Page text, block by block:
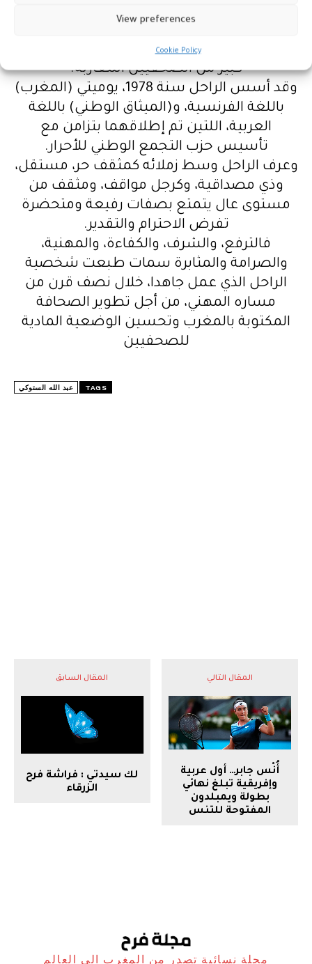
View preferences
Cookie Policy
تولى مجموعة من الوظائف، أشرف قيدوم
الجرائد الوطنية، حيث ساهم في تكوين عدد
كبير من الصحفيين المغاربة.
وقد أسس الراحل سنة 1978، يوميتي (المغرب)
باللغة الفرنسية، و(الميثاق الوطني) باللغة
العربية، اللتين تم إطلاقهما بتزامن مع
تأسيس حزب التجمع الوطني للأحرار.
وعرف الراحل وسط زملائه كمثقف حر، مستقل،
وذي مصداقية، وكرجل مواقف، ومثقف من
مستوى عال يتمتع بصفات رفيعة ومتحضرة
تفرض الاحترام والتقدير.
فالترفع، والشرف، والكفاءة، والمهنية،
والصرامة والمثابرة سمات طبعت شخصية
الراحل الذي عمل جاهدا، خلال نصف قرن من
مساره المهني، من أجل تطوير الصحافة
المكتوبة بالمغرب وتحسين الوضعية المادية
للصحفيين
TAGS عبد الله الستوكي
المقال السابق
لك سيدتي : فراشة فرح
الزرقاء
المقال التالي
أُنْس جابر… أول عربية
وإفريقية تبلغ نهائي
بطولة ويمبلدون
المفتوحة للتنس
مجلة نسائية تصدر من المغرب الى العالم